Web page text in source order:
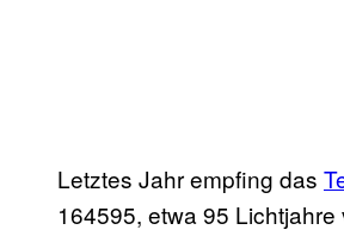
Letztes Jahr empfing das
164595, etwa 95